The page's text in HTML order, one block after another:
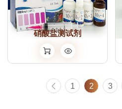
硝酸盐测试剂
1 2 3